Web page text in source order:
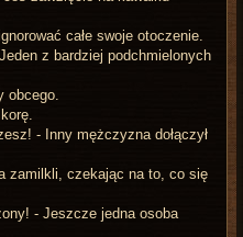
całe swoje otoczenie.
z bardziej podchmielonych
obcego.
- Inny mężczyzna dołączył
zamilkli, czekając na to, co się
- Jeszcze jedna osoba